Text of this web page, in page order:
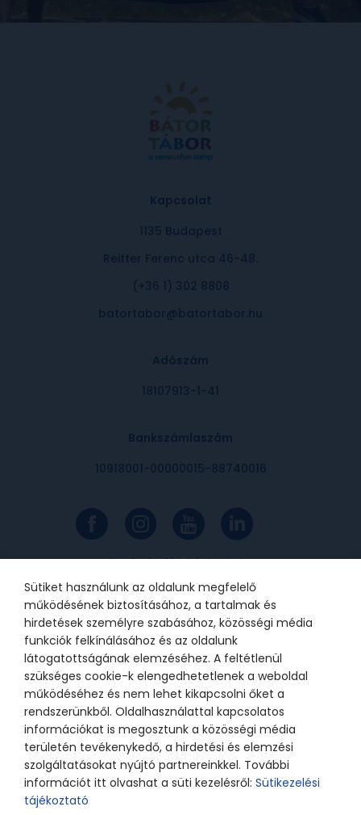
Az online bankkártyás fizetések a
valósulnak meg. A bankkártya
adatok a kereskedőhöz nem jutnak
el. A szolgáltatást nyújtó Barion
Payment Zrt. a Magyar Nemzeti
Bank felügyelete alatt álló
intézmény, engedélyének száma:
H-EN-I-1064/2013.
© 2021 Bátor Tábor Alapítvány
Adatkezelési tájékoztató
Sütikezelési beállítások
Sütiket használunk az oldalunk megfelelő
működésének biztosításához, a tartalmak és
hirdetések személyre szabásához, közösségi média
funkciók felkínálásához és az oldalunk
látogatottságának elemzéséhez. A feltétlenül
szükséges cookie-k elengedhetetlenek a weboldal
működéséhez és nem lehet kikapcsolni őket a
rendszerünkből. Oldalhasználattal kapcsolatos
információkat is megosztunk a közösségi média
területén tevékenykedő, a hirdetési és elemzési
szolgáltatásokat nyújtó partnereinkkel. További
információt itt olvashat a süti kezelésről: Sütikezelési
tájékoztató